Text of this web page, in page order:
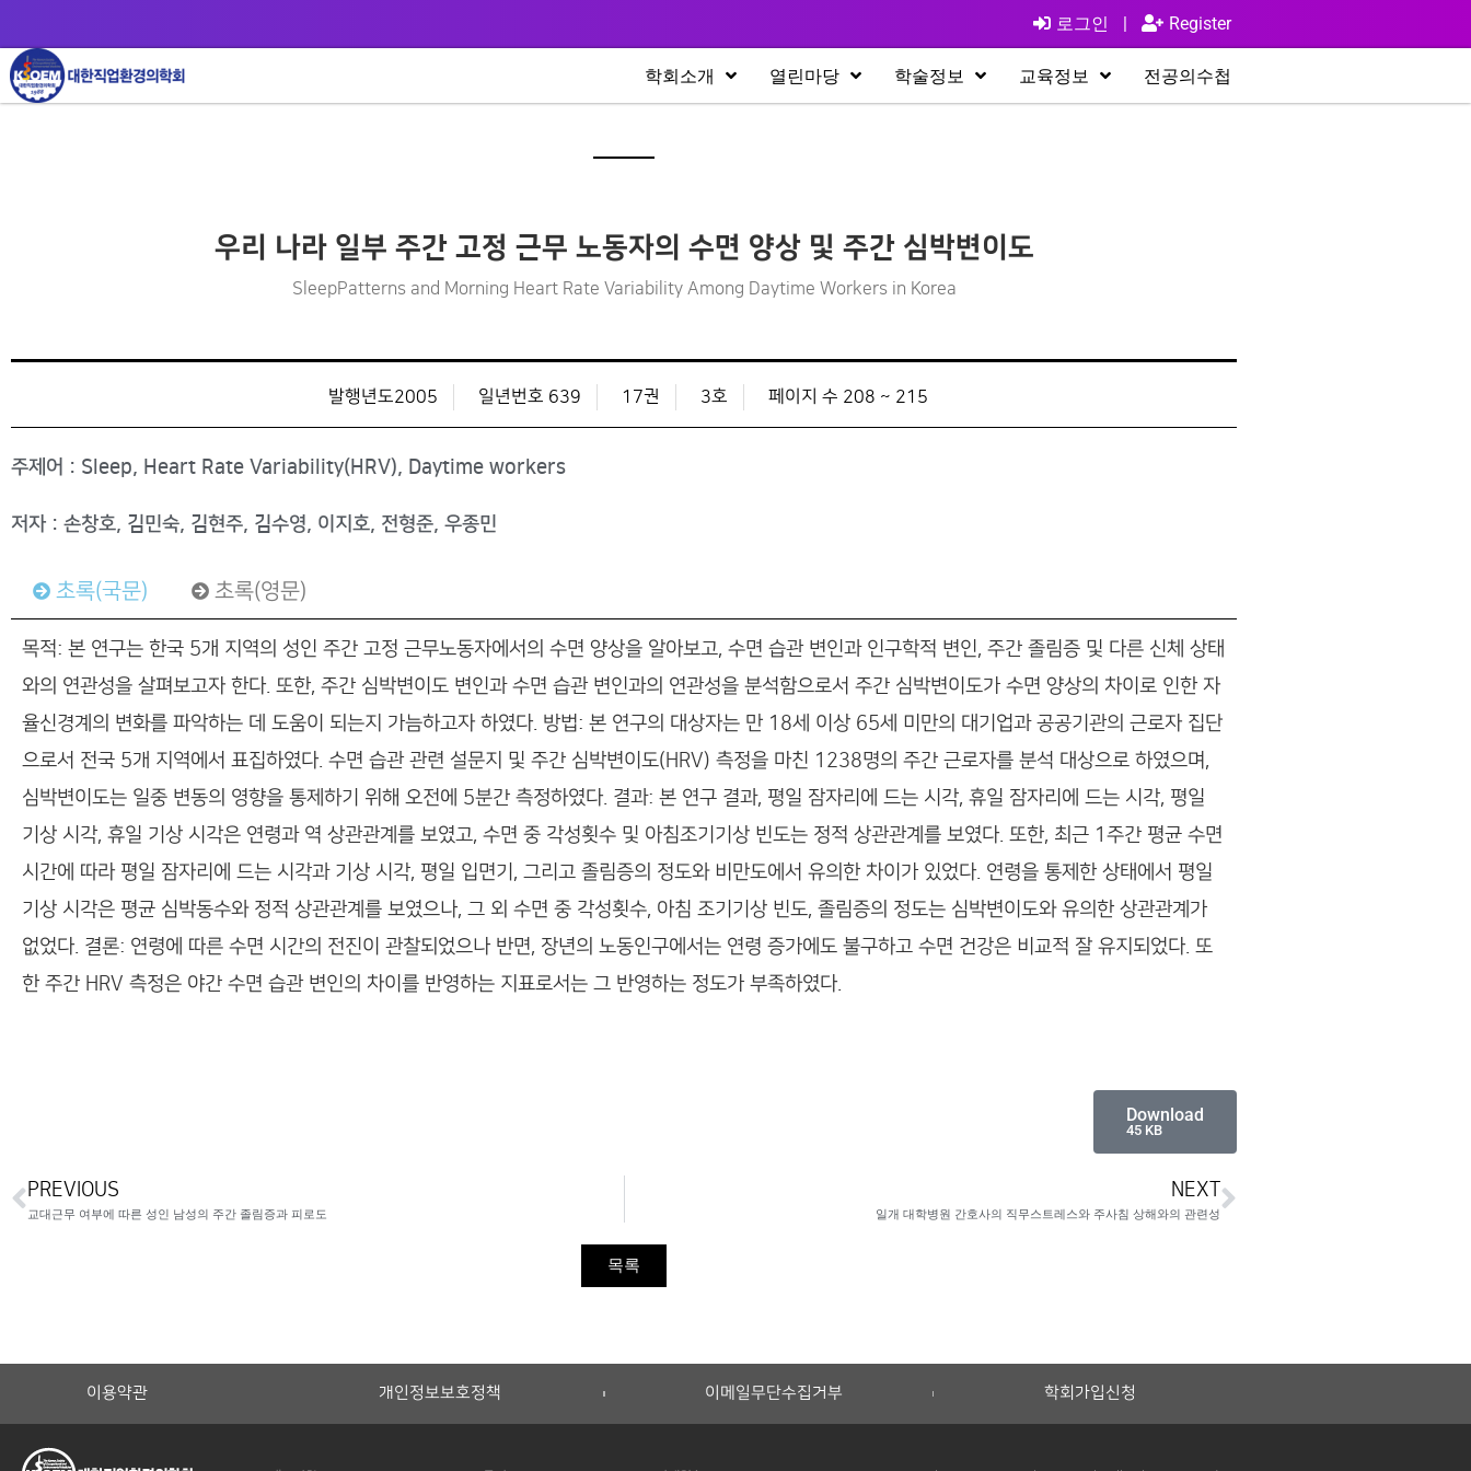
로그인 | Register
학회소개 열린마당 학술정보 교육정보 전공의수첩
우리 나라 일부 주간 고정 근무 노동자의 수면 양상 및 주간 심박변이도
SleepPatterns and Morning Heart Rate Variability Among Daytime Workers in Korea
발행년도2005 일년번호 639 17권 3호 페이지 수 208 ~ 215
주제어 : Sleep, Heart Rate Variability(HRV), Daytime workers
저자 : 손창호, 김민숙, 김현주, 김수영, 이지호, 전형준, 우종민
초록(국문) 초록(영문)
목적: 본 연구는 한국 5개 지역의 성인 주간 고정 근무노동자에서의 수면 양상을 알아보고, 수면 습관 변인과 인구학적 변인, 주간 졸림증 및 다른 신체 상태
와의 연관성을 살펴보고자 한다. 또한, 주간 심박변이도 변인과 수면 습관 변인과의 연관성을 분석함으로서 주간 심박변이도가 수면 양상의 차이로 인한 자
율신경계의 변화를 파악하는 데 도움이 되는지 가늠하고자 하였다. 방법: 본 연구의 대상자는 만 18세 이상 65세 미만의 대기업과 공공기관의 근로자 집단
으로서 전국 5개 지역에서 표집하였다. 수면 습관 관련 설문지 및 주간 심박변이도(HRV) 측정을 마친 1238명의 주간 근로자를 분석 대상으로 하였으며,
심박변이도는 일중 변동의 영향을 통제하기 위해 오전에 5분간 측정하였다. 결과: 본 연구 결과, 평일 잠자리에 드는 시각, 휴일 잠자리에 드는 시각, 평일
기상 시각, 휴일 기상 시각은 연령과 역 상관관계를 보였고, 수면 중 각성횟수 및 아침조기기상 빈도는 정적 상관관계를 보였다. 또한, 최근 1주간 평균 수면
시간에 따라 평일 잠자리에 드는 시각과 기상 시각, 평일 입면기, 그리고 졸림증의 정도와 비만도에서 유의한 차이가 있었다. 연령을 통제한 상태에서 평일
기상 시각은 평균 심박동수와 정적 상관관계를 보였으나, 그 외 수면 중 각성횟수, 아침 조기기상 빈도, 졸림증의 정도는 심박변이도와 유의한 상관관계가
없었다. 결론: 연령에 따른 수면 시간의 전진이 관찰되었으나 반면, 장년의 노동인구에서는 연령 증가에도 불구하고 수면 건강은 비교적 잘 유지되었다. 또
한 주간 HRV 측정은 야간 수면 습관 변인의 차이를 반영하는 지표로서는 그 반영하는 정도가 부족하였다.
Download
45 KB
PREVIOUS
교대근무 여부에 따른 성인 남성의 주간 졸림증과 피로도
NEXT
일개 대학병원 간호사의 직무스트레스와 주사침 상해와의 관련성
목록
이용약관 개인정보보호정책 이메일무단수집거부 학회가입신청